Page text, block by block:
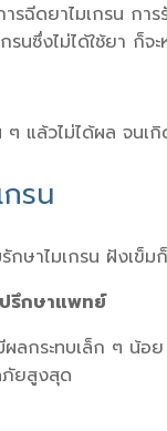
รฉีดยาไมเกรน การ
รนซึ่งไม่ได้ใช้ยา ก็
แล้วไม่ได้ผล จนเ
รน
ษาไมเกรน ฝังเข็ม
ปรึกษาแพทย์
ผลกระทบเล็ก ๆ น้
ภัยสูงสุด